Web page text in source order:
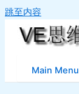
跳至内容
Main Menu